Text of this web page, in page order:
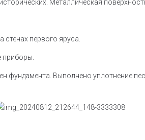
Металлическая
первого яруса.
приборы.
фундамента. Выполнено уплотнение